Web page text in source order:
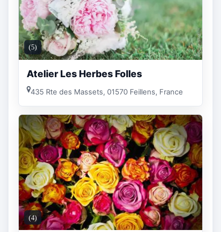
(5)
Atelier Les Herbes Folles
435 Rte des Massets, 01570 Feillens, France
(4)